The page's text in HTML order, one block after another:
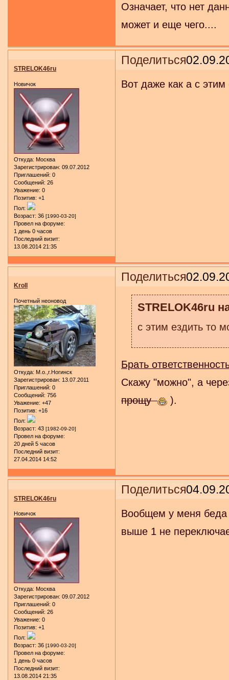
Означает, что нет
может и еще чего....
Поделиться
STRELOK46ru
Новичок
Откуда: Москва
Зарегистрирован: 09.07.2012
Приглашений: 0
Сообщений: 26
Уважение: 0
Позитив: +1
Пол:
Возраст: 36 [1990-03-20]
Провел на форуме:
1 день 0 часов
Последний визит:
13.08.2014 21:35
Вот даже как а с
Поделиться
Kroll
Почетный неоновод
Откуда: М.о.,г.Ногинск
Зарегистрирован: 13.07.2011
Приглашений: 0
Сообщений: 756
Уважение: +47
Позитив: +16
Пол:
Возраст: 43 [1982-09-20]
Провел на форуме:
20 дней 5 часов
Последний визит:
27.04.2014 14:52
STRELOK46ru
с этим ездить то
Брать
Скажу "можно", а
прощу
).
Поделиться
STRELOK46ru
Новичок
Откуда: Москва
Зарегистрирован: 09.07.2012
Приглашений: 0
Сообщений: 26
Уважение: 0
Позитив: +1
Пол:
Возраст: 36 [1990-03-20]
Провел на форуме:
1 день 0 часов
Последний визит:
13.08.2014 21:35
Вообщем у меня беда
выше 1 не